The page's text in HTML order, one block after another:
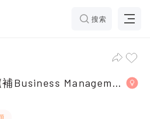
搜索
Business Management 中文
Form 6,BAFS(補Business Management 中文卷)